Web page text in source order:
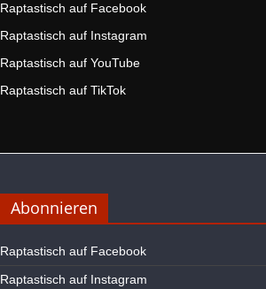
Raptastisch auf Facebook
Raptastisch auf Instagram
Raptastisch auf YouTube
Raptastisch auf TikTok
Abonnieren
Raptastisch auf Facebook
Raptastisch auf Instagram